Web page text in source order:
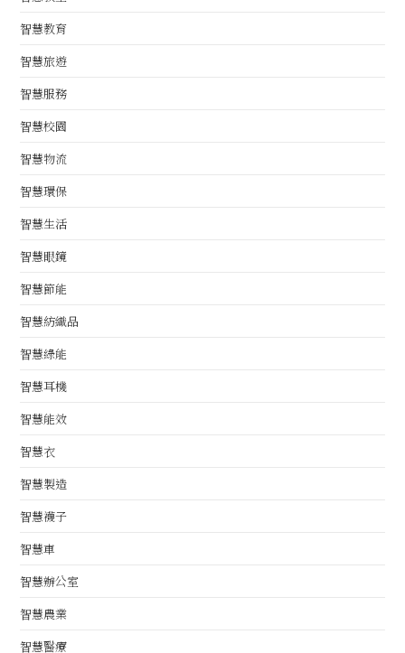
智慧教育
智慧旅遊
智慧服務
智慧校園
智慧物流
智慧環保
智慧生活
智慧眼鏡
智慧節能
智慧紡織品
智慧綠能
智慧耳機
智慧能效
智慧衣
智慧製造
智慧襪子
智慧車
智慧辦公室
智慧農業
智慧醫療